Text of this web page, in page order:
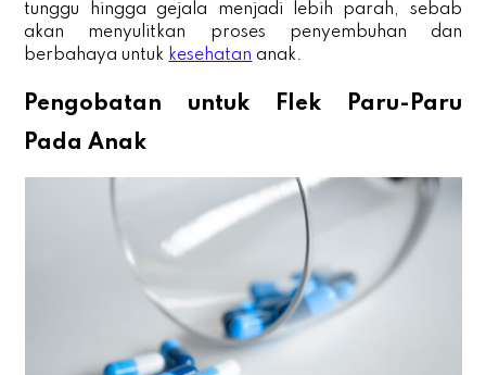
tunggu hingga gejala menjadi lebih parah, sebab
akan menyulitkan proses penyembuhan dan
berbahaya untuk kesehatan anak.
Pengobatan untuk Flek Paru-Paru
Pada Anak